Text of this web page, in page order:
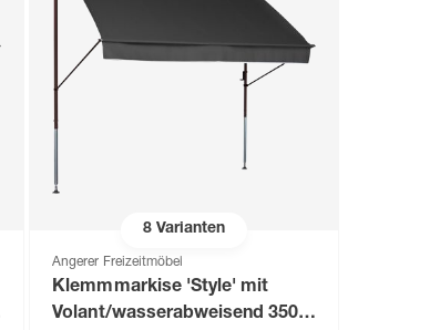
8 Varianten
Angerer Freizeitmöbel
Klemmmarkise 'Style' mit
Volant/wasserabweisend 350 x